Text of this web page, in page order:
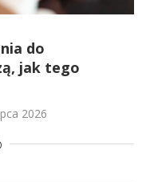
do
jak tego
2026